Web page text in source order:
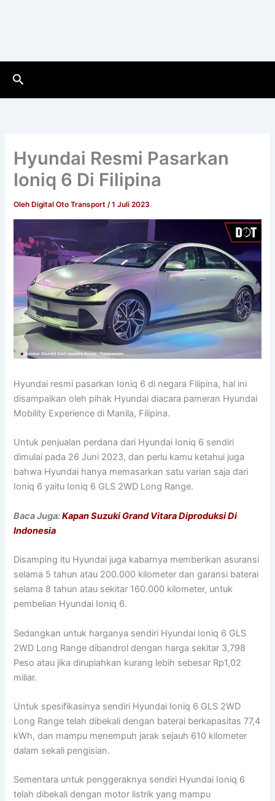
Cari
Hyundai Resmi Pasarkan
Ioniq 6 Di Filipina
Oleh Digital Oto Transport/1 Juli 2023
Hyundai resmi pasarkan Ioniq 6 di negara Filipina, hal ini
disampaikan oleh pihak Hyundai diacara pameran Hyundai
Mobility Experience di Manila, Filipina.
Untuk penjualan perdana dari Hyundai Ioniq 6 sendiri
dimulai pada 26 Juni 2023, dan perlu kamu ketahui juga
bahwa Hyundai hanya memasarkan satu varian saja dari
Ioniq 6 yaitu Ioniq 6 GLS 2WD Long Range.
Baca Juga:Kapan Suzuki Grand Vitara Diproduksi Di
Indonesia
Disamping itu Hyundai juga kabarnya memberikan asuransi
selama 5 tahun atau 200.000 kilometer dan garansi baterai
selama 8 tahun atau sekitar 160.000 kilometer, untuk
pembelian Hyundai Ioniq 6.
Sedangkan untuk harganya sendiri Hyundai Ioniq 6 GLS
2WD Long Range dibandrol dengan harga sekitar 3,798
Peso atau jika dirupiahkan kurang lebih sebesar Rp1,02
miliar.
Untuk spesifikasinya sendiri Hyundai Ioniq 6 GLS 2WD
Long Range telah dibekali dengan baterai berkapasitas 77,4
kWh, dan mampu menempuh jarak sejauh 610 kilometer
dalam sekali pengisian.
Sementara untuk penggeraknya sendiri Hyundai Ioniq 6
telah dibekali dengan motor listrik yang mampu